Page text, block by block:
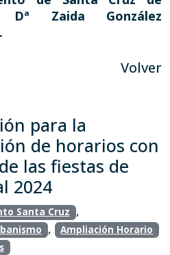
Dª Zaida González
Volver
para la
de horarios con
las fiestas de
2024
Santa Cruz ,
, Ampliación Horario